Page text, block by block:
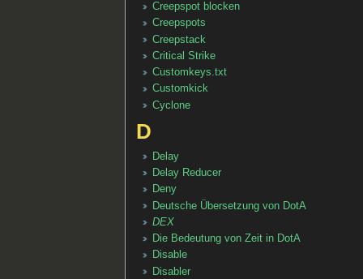
Creepspot blocken
Creepspots
Creepstack
Critical Strike
Customkeys.txt
Customkick
Cyclone
D
Delay
Delay Reducer
Deny
Deutsche Übersetzung von DotA
DEX
Die Bedeutung von Zeit in DotA
Disable
Disabler